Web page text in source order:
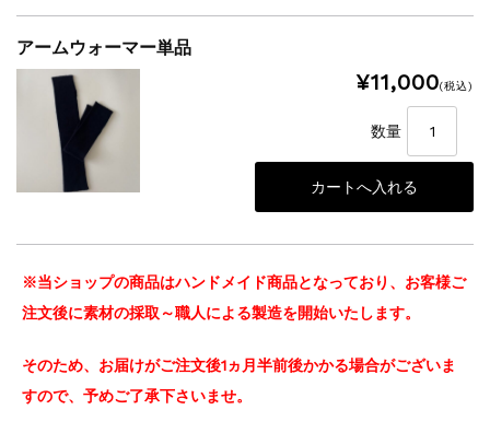
アームウォーマー単品
¥11,000(税込)
数量
※当ショップの商品はハンドメイド商品となっており、お客様ご
注文後に素材の採取～職人による製造を開始いたします。
そのため、お届けがご注文後1ヵ月半前後かかる場合がございま
すので、予めご了承下さいませ。